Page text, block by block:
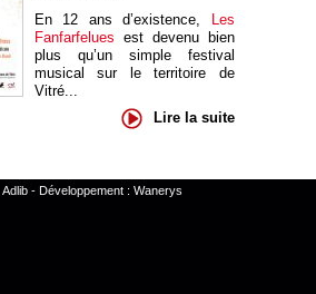
En 12 ans d’existence, Les
Fanfarfelues est devenu bien
plus qu’un simple festival
musical sur le territoire de
Vitré...
Lire la suite
Adlib- Développement : Wanerys